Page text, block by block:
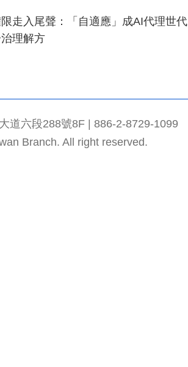
走入尾聲：「自適應」成AI代理世代
理解方
道六段288號8F | 886-2-8729-1099
Branch. All right reserved.